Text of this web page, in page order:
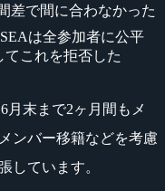
差で間に合わなかった
は全参加者に公平
これを拒否した
月末まで2ヶ月間もメ
ンバー移籍などを考慮
しています。